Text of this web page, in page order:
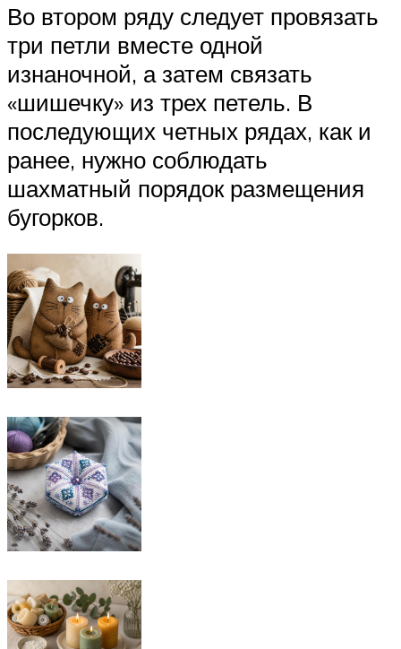
Во втором ряду следует провязать
три петли вместе одной
изнаночной, а затем связать
«шишечку» из трех петель. В
последующих четных рядах, как и
ранее, нужно соблюдать
шахматный порядок размещения
бугорков.